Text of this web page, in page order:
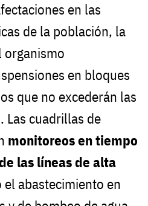
en las
de la población, la
organismo
en bloques
que no excederán las
Las cuadrillas de
monitoreos en tiempo
las líneas de alta
abastecimiento en